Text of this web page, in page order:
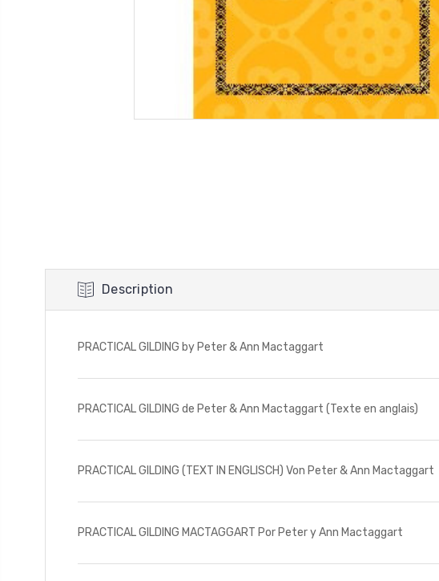
Description
PRACTICAL GILDING by Peter & Ann Mactaggart
PRACTICAL GILDING de Peter & Ann Mactaggart (Texte en anglais)
PRACTICAL GILDING (TEXT IN ENGLISCH) Von Peter & Ann Mactaggart
PRACTICAL GILDING MACTAGGART Por Peter y Ann Mactaggart